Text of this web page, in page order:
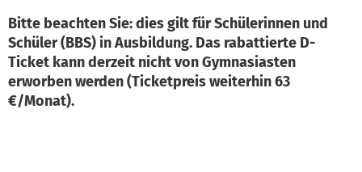
Bitte beachten Sie: dies gilt für Schülerinnen und
Schüler (BBS) in Ausbildung. Das rabattierte D-
Ticket kann derzeit nicht von Gymnasiasten
erworben werden (Ticketpreis weiterhin 63
€/Monat).